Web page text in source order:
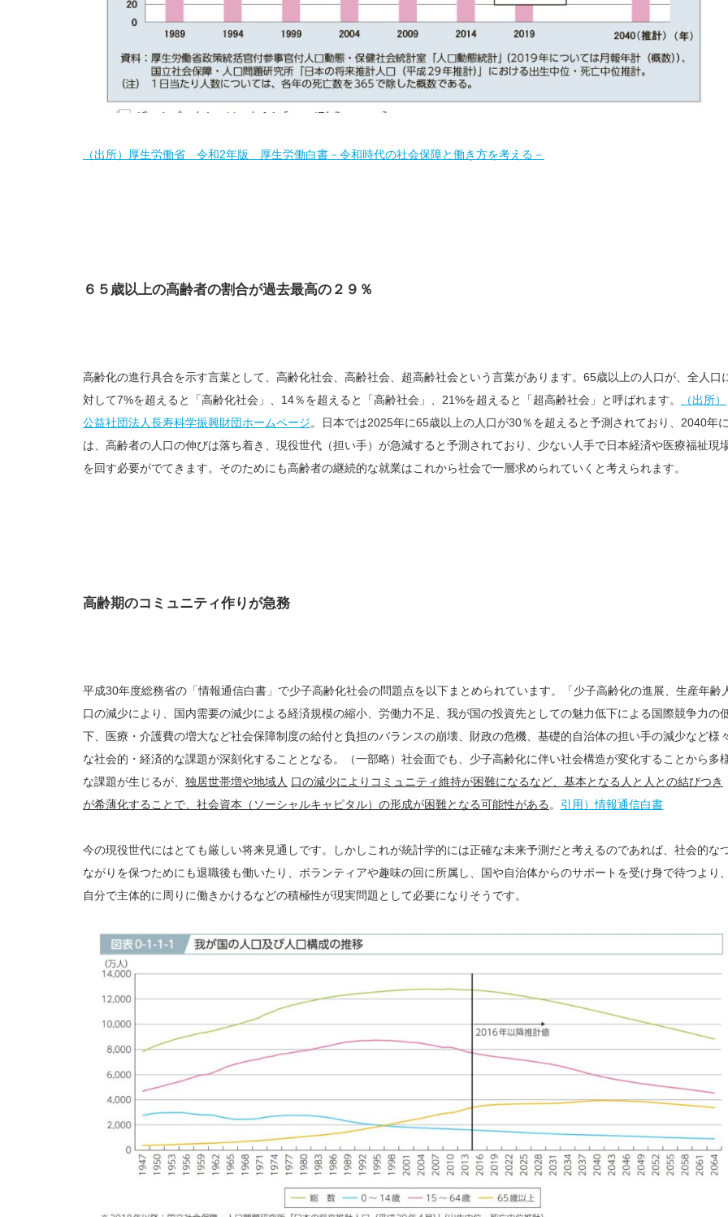
（出所）厚生労働省 令和2年版 厚生労働白書－令和時代の社会保障と働き方を考える－
６５歳以上の高齢者の割合が過去最高の２９％
高齢化の進行具合を示す言葉として、高齢化社会、高齢社会、超高齢社会という言葉があります。65歳以上の人口が、全人口
対して7%を超えると「高齢化社会」、14％を超えると「高齢社会」、21%を超えると「超高齢社会」と呼ばれます。
（出所）
公益社団法人長寿科学振興財団ホームページ。日本では2025年に65歳以上の人口が30％を超えると予測されており、2040年に
は、高齢者の人口の伸びは落ち着き、現役世代（担い手）が急減すると予測されており、少ない人手で日本経済や医療福祉現
を回す必要がでてきます。そのためにも高齢者の継続的な就業はこれから社会で一層求められていくと考えられます。
高齢期のコミュニティ作りが急務
平成30年度総務省の「情報通信白書」で少子高齢化社会の問題点を以下まとめられています。「少子高齢化の進展、生産年齢
口の減少により、国内需要の減少による経済規模の縮小、労働力不足、我が国の投資先としての魅力低下による国際競争力の
下、医療・介護費の増大など社会保障制度の給付と負担のバランスの崩壊、財政の危機、基礎的自治体の担い手の減少など様々
な社会的・経済的な課題が深刻化することとなる。（一部略）社会面でも、少子高齢化に伴い社会構造が変化することから多
な課題が生じるが、 独居世帯増や地域人 口の減少によりコミュニティ維持が困難になるなど、基本となる人と人との結びつき
が希薄化することで、社会資本（ソーシャルキャピタル）の形成が困難となる可能性がある。 引用）情報通信白書
今の現役世代にはとても厳しい将来見通しです。しかしこれが統計学的には正確な未来予測だと考えるのであれば、社会的な
ながりを保つためにも退職後も働いたり、ボランティアや趣味の回に所属し、国や自治体からのサポートを受け身で待つより、
自分で主体的に周りに働きかけるなどの積極性が現実問題として必要になりそうです。